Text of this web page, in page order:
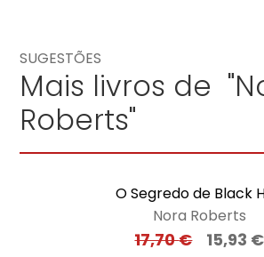
SUGESTÕES
Mais livros de
Roberts"
O Segredo de Black
Nora Roberts
17,70€ 15,93 €